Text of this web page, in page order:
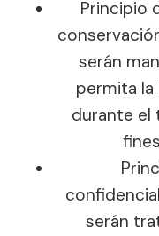
Principio
serán
permita
durante el
serán